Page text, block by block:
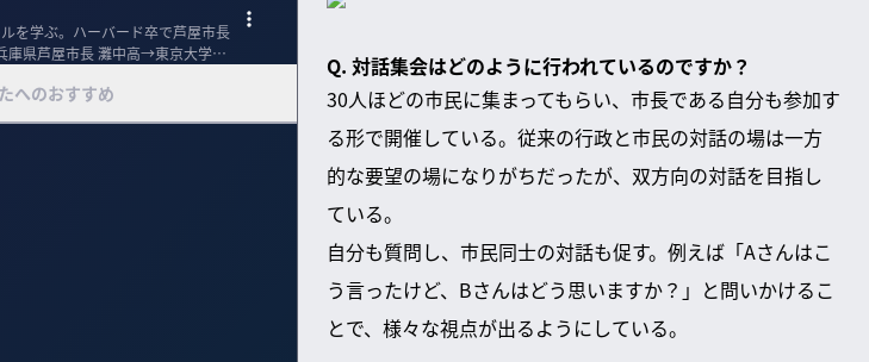
を学ぶ。ハーバード卒で芦屋市長
へのおすすめ
Q. 対話集会はどのように行われているのですか？
30人ほどの市民に集まってもらい、市長である自分も参加す
る形で開催している。従来の行政と市民の対話の場は一方
的な要望の場になりがちだったが、双方向の対話を目指し
ている。
自分も質問し、市民同士の対話も促す。例えば「Aさんはこ
う言ったけど、Bさんはどう思いますか？」と問いかけるこ
とで、様々な視点が出るようにしている。